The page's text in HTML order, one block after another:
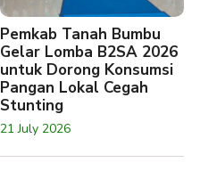
Pemkab Tanah Bumbu
Gelar Lomba B2SA 2026
untuk Dorong Konsumsi
Pangan Lokal Cegah
Stunting
21 July 2026